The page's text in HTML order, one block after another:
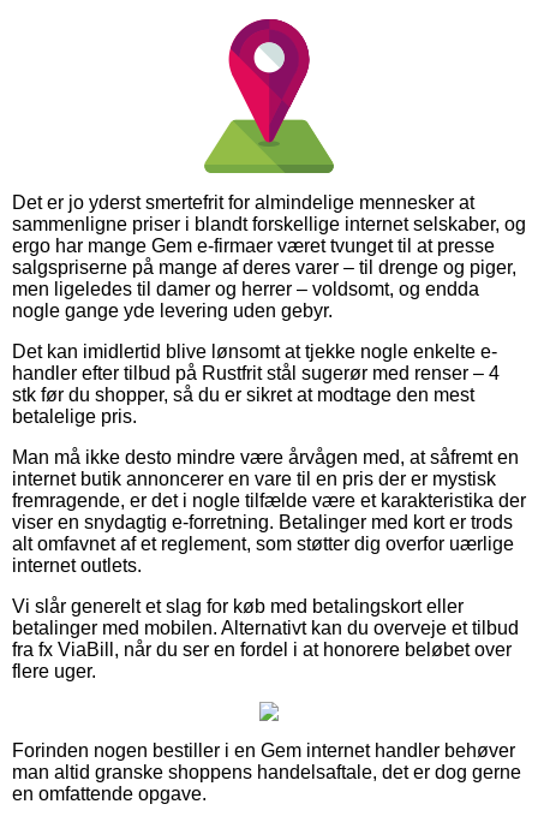
Det er jo yderst smertefrit for almindelige mennesker at
sammenligne priser i blandt forskellige internet selskaber, og
ergo har mange Gem e-firmaer været tvunget til at presse
salgspriserne på mange af deres varer – til drenge og piger,
men ligeledes til damer og herrer – voldsomt, og endda
nogle gange yde levering uden gebyr.
Det kan imidlertid blive lønsomt at tjekke nogle enkelte e-
handler efter tilbud på Rustfrit stål sugerør med renser – 4
stk før du shopper, så du er sikret at modtage den mest
betalelige pris.
Man må ikke desto mindre være årvågen med, at såfremt en
internet butik annoncerer en vare til en pris der er mystisk
fremragende, er det i nogle tilfælde være et karakteristika der
viser en snydagtig e-forretning. Betalinger med kort er trods
alt omfavnet af et reglement, som støtter dig overfor uærlige
internet outlets.
Vi slår generelt et slag for køb med betalingskort eller
betalinger med mobilen. Alternativt kan du overveje et tilbud
fra fx ViaBill, når du ser en fordel i at honorere beløbet over
flere uger.
Forinden nogen bestiller i en Gem internet handler behøver
man altid granske shoppens handelsaftale, det er dog gerne
en omfattende opgave.